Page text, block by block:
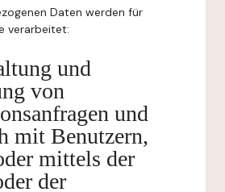
Daten werden für
verarbeitet:
und
von
und
mit Benutzern,
mittels der
der